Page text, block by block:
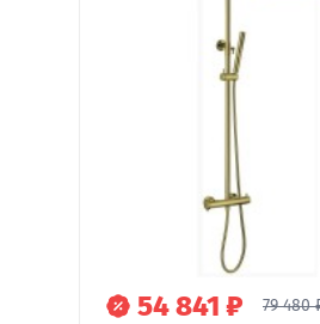
54 841 ₽ 79 480